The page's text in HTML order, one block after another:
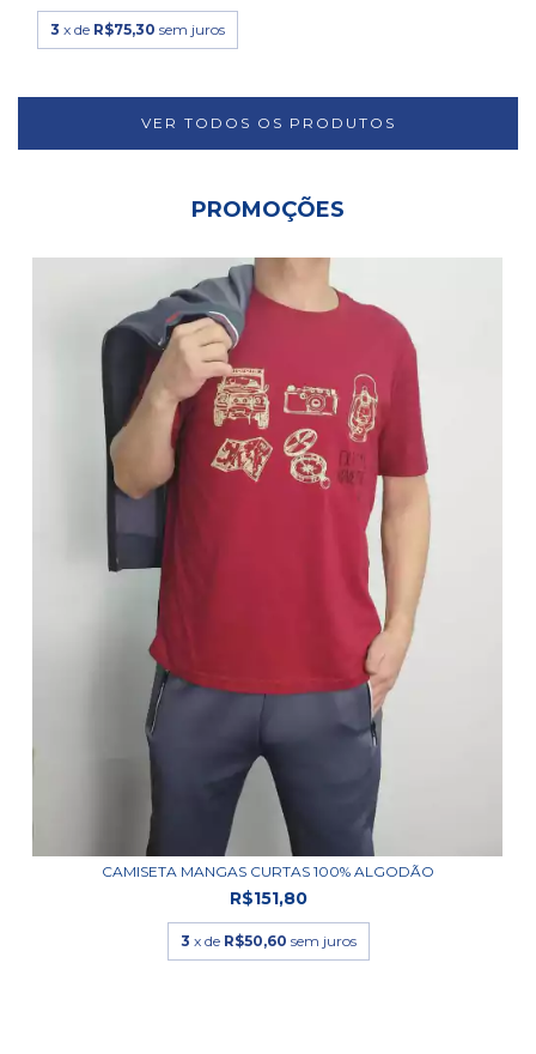
3 x de R$75,30 sem juros
VER TODOS OS PRODUTOS
PROMOÇÕES
CAMISETA MANGAS CURTAS 100% ALGODÃO
R$151,80
3 x de R$50,60 sem juros